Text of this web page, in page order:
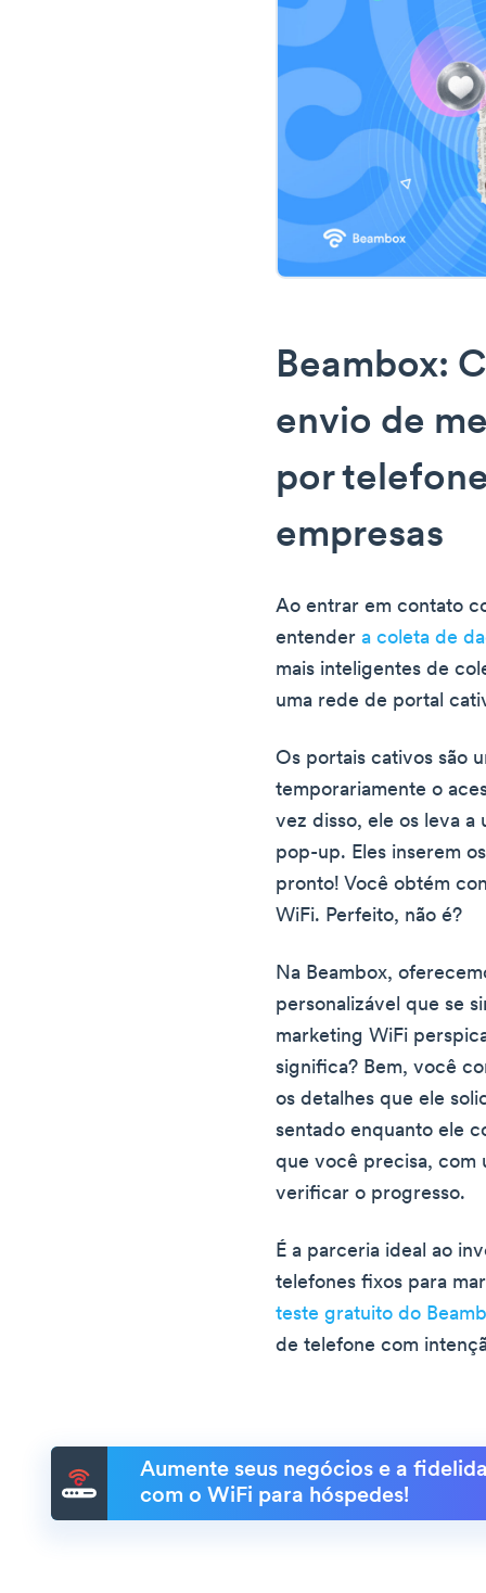
Beambox:
envio de
por
empresas
Ao entrar em contato
entendera coleta de
mais inteligentes de
uma rede de portal
Os portais cativos são
temporariamente o
vez disso, ele os leva
pop-up. Eles inserem
pronto! Você obtém
WiFi. Perfeito, não é?
Na Beambox,
personalizável que se
marketing WiFi
significa? Bem, você
os detalhes que ele
sentado enquanto ele
que você precisa, com
verificar o progresso.
É a parceria ideal ao
telefones fixos para
teste gratuito do
de telefone com
Aumente seus negócios e a
com o WiFi para hóspedes!